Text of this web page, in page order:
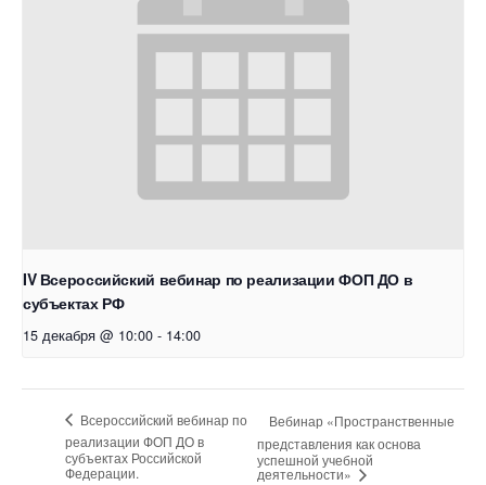
IV Всероссийский вебинар по реализации ФОП ДО в
субъектах РФ
15 декабря @ 10:00 - 14:00
Всероссийский вебинар по
реализации ФОП ДО в
субъектах Российской
Федерации.
Вебинар «Пространственные
представления как основа
успешной учебной
деятельности»